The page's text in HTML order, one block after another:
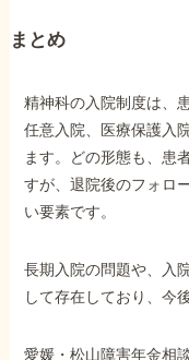
まとめ
精神科の入院制度は、
任意入院、医療保護入
ます。どの形態も、患
すが、退院後のフォロ
い要素です。
長期入院の問題や、入
して存在しており、今
愛媛・松山障害年金相